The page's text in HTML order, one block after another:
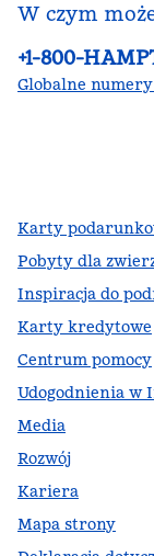
W czym
Telefon:
+1-800-
Globalne
Karty
Pobyty dla
Inspiracja do
Karty kredytowe
Centrum pomocy
Udogodnienia w
Media
Rozwój
Kariera
Mapa strony